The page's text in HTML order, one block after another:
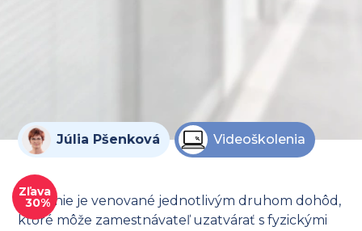
Júlia Pšenková Videoškolenia
Zľava
30%
Školenie je venované jednotlivým druhom dohôd,
ktoré môže zamestnávateľ uzatvárať s fyzickými